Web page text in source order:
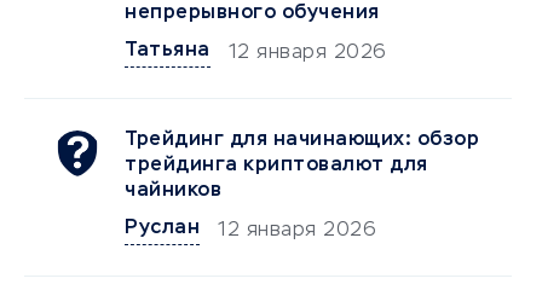
непрерывного обучения
Татьяна
12 января 2026
Трейдинг для начинающих: обзор
трейдинга криптовалют для
чайников
Руслан
12 января 2026